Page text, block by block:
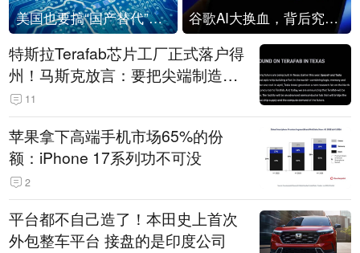
美国也要搞“国产替代”？先算清三笔账 谷歌AI大换血，背后究竟发生了什么？
特斯拉Terafab芯片工厂正式落户得
州！马斯克放言：要把尖端制造带
回美国
11
苹果拿下高端手机市场65%的份
额：iPhone 17系列功不可没
2
平台都不自己造了！本田史上首次
外包整车平台 接盘的是印度公司